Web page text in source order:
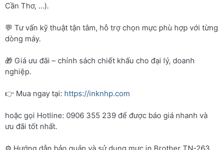
Cần Thơ, …).
💬 Tư vấn kỹ thuật tận tâm, hỗ trợ chọn mực phù hợp với từng
dòng máy.
🎁 Giá ưu đãi – chính sách chiết khấu cho đại lý, doanh
nghiệp.
👉 Mua ngay tại: https://inknhp.com
hoặc gọi Hotline: 0906 355 239 để được báo giá nhanh và
ưu đãi tốt nhất.
⚙️ Hướng dẫn bảo quản và sử dụng mực in Brother TN-263